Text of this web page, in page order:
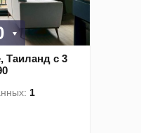
Таиланд с 3
1